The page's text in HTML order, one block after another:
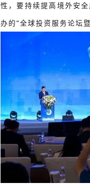
性，要持续提高境外安
办的“全球投资服务论坛